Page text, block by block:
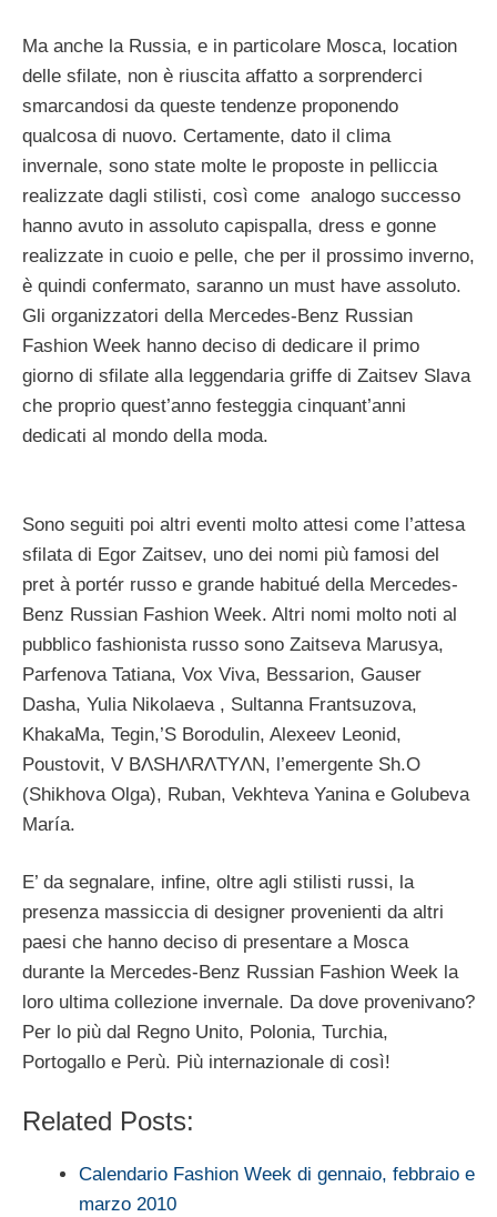
Ma anche la Russia, e in particolare Mosca, location
delle sfilate, non è riuscita affatto a sorprenderci
smarcandosi da queste tendenze proponendo
qualcosa di nuovo. Certamente, dato il clima
invernale, sono state molte le proposte in pelliccia
realizzate dagli stilisti, così come analogo successo
hanno avuto in assoluto capispalla, dress e gonne
realizzate in cuoio e pelle, che per il prossimo inverno,
è quindi confermato, saranno un must have assoluto.
Gli organizzatori della Mercedes-Benz Russian
Fashion Week hanno deciso di dedicare il primo
giorno di sfilate alla leggendaria griffe di Zaitsev Slava
che proprio quest’anno festeggia cinquant’anni
dedicati al mondo della moda.
Sono seguiti poi altri eventi molto attesi come l’attesa
sfilata di Egor Zaitsev, uno dei nomi più famosi del
pret à portér russo e grande habitué della Mercedes-
Benz Russian Fashion Week. Altri nomi molto noti al
pubblico fashionista russo sono Zaitseva Marusya,
Parfenova Tatiana, Vox Viva, Bessarion, Gauser
Dasha, Yulia Nikolaeva , Sultanna Frantsuzova,
KhakaMa, Tegin,’S Borodulin, Alexeev Leonid,
Poustovit, V BΛSHΛRΛTYΛN, l’emergente Sh.O
(Shikhova Olga), Ruban, Vekhteva Yanina e Golubeva
María.
E’ da segnalare, infine, oltre agli stilisti russi, la
presenza massiccia di designer provenienti da altri
paesi che hanno deciso di presentare a Mosca
durante la Mercedes-Benz Russian Fashion Week la
loro ultima collezione invernale. Da dove provenivano?
Per lo più dal Regno Unito, Polonia, Turchia,
Portogallo e Perù. Più internazionale di così!
Related Posts:
Calendario Fashion Week di gennaio, febbraio e
marzo 2010